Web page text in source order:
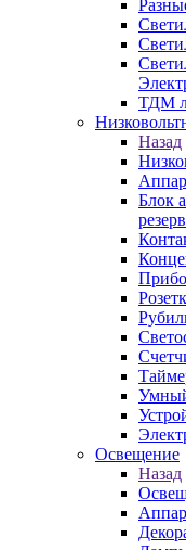
ТДМ
Назад
Блок
Освещение
Назад